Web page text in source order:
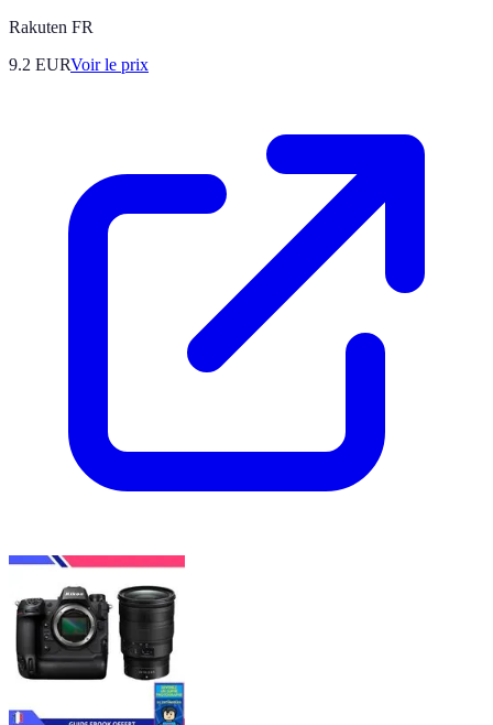
Rakuten FR
9.2 EURVoir le prix